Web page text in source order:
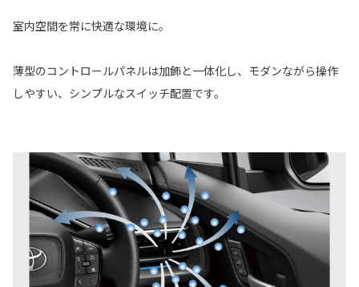
室内空間を常に快適な環境に。
薄型のコントロールパネルは加飾と一体化し、モダンながら操作
しやすい、シンプルなスイッチ配置です。